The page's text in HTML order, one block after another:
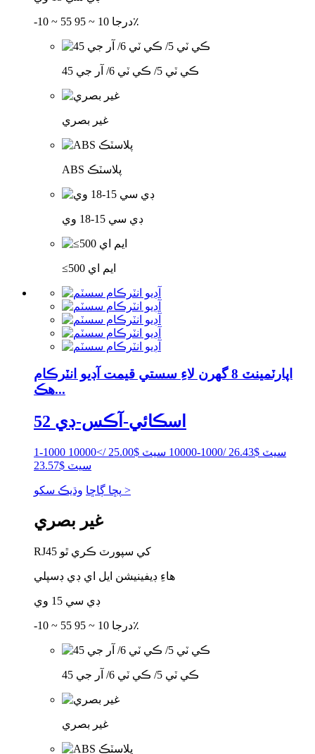
-10 ~ 55 درجا 10 ~ 95٪
ڪي ٽي 5/ ڪي ٽي 6/ آر جي 45
غير بصري
ABS پلاسٽڪ
ڊي سي 15-18 وي
≤500 ايم اي
اپارٽمينٽ 8 گهرن لاءِ سستي قيمت آڊيو انٽرڪام
هڪ...
اسڪائي-آڪس-ڊي 52
1-1000 سيٽ $26.43 /1000-10000 سيٽ $25.00 />10000
سيٽ $23.57
پڇا ڳاڇا وڌيڪ سکو >
غير بصري
RJ45 کي سپورٽ ڪري ٿو
هاءِ ڊيفينيشن ايل اي ڊي ڊسپلي
ڊي سي 15 وي
-10 ~ 55 درجا 10 ~ 95٪
ڪي ٽي 5/ ڪي ٽي 6/ آر جي 45
غير بصري